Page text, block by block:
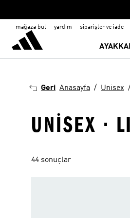
mağaza bul yardım siparişler ve iade
Geri Anasayfa Unisex
UNISEX ·
44 sonuçlar